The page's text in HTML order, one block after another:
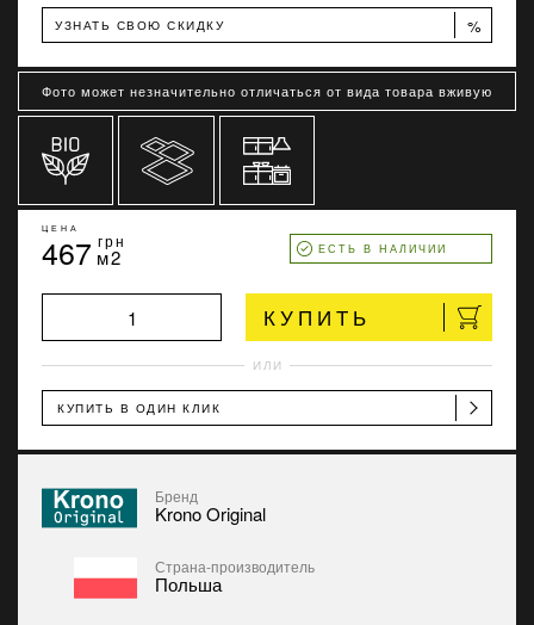
УЗНАТЬ СВОЮ СКИДКУ %
Фото может незначительно отличаться от вида товара вживую
ЦЕНА
467 грн
м2 ЕСТЬ В НАЛИЧИИ
КУПИТЬ
ИЛИ
КУПИТЬ В ОДИН КЛИК
Бренд
Krono Original
Страна-производитель
Польша